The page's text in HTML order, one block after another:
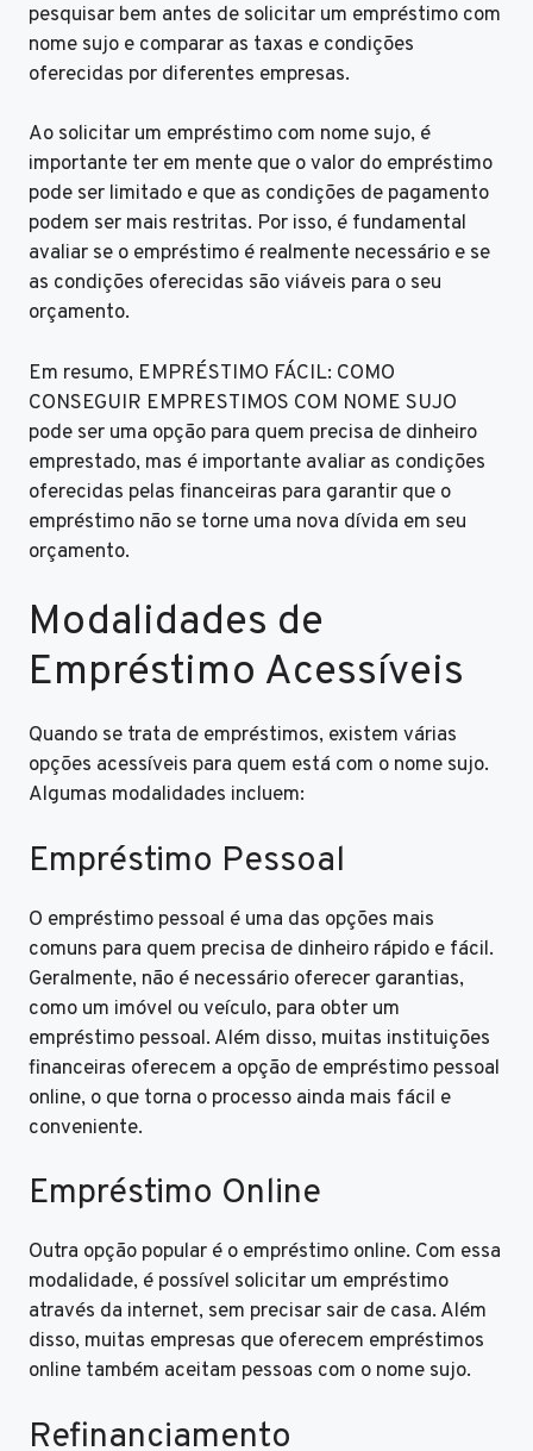
pesquisar bem antes de solicitar um empréstimo com
nome sujo e comparar as taxas e condições
oferecidas por diferentes empresas.
Ao solicitar um empréstimo com nome sujo, é
importante ter em mente que o valor do empréstimo
pode ser limitado e que as condições de pagamento
podem ser mais restritas. Por isso, é fundamental
avaliar se o empréstimo é realmente necessário e se
as condições oferecidas são viáveis para o seu
orçamento.
Em resumo, EMPRÉSTIMO FÁCIL: COMO
CONSEGUIR EMPRESTIMOS COM NOME SUJO
pode ser uma opção para quem precisa de dinheiro
emprestado, mas é importante avaliar as condições
oferecidas pelas financeiras para garantir que o
empréstimo não se torne uma nova dívida em seu
orçamento.
Modalidades de
Empréstimo Acessíveis
Quando se trata de empréstimos, existem várias
opções acessíveis para quem está com o nome sujo.
Algumas modalidades incluem:
Empréstimo Pessoal
O empréstimo pessoal é uma das opções mais
comuns para quem precisa de dinheiro rápido e fácil.
Geralmente, não é necessário oferecer garantias,
como um imóvel ou veículo, para obter um
empréstimo pessoal. Além disso, muitas instituições
financeiras oferecem a opção de empréstimo pessoal
online, o que torna o processo ainda mais fácil e
conveniente.
Empréstimo Online
Outra opção popular é o empréstimo online. Com essa
modalidade, é possível solicitar um empréstimo
através da internet, sem precisar sair de casa. Além
disso, muitas empresas que oferecem empréstimos
online também aceitam pessoas com o nome sujo.
Refinanciamento